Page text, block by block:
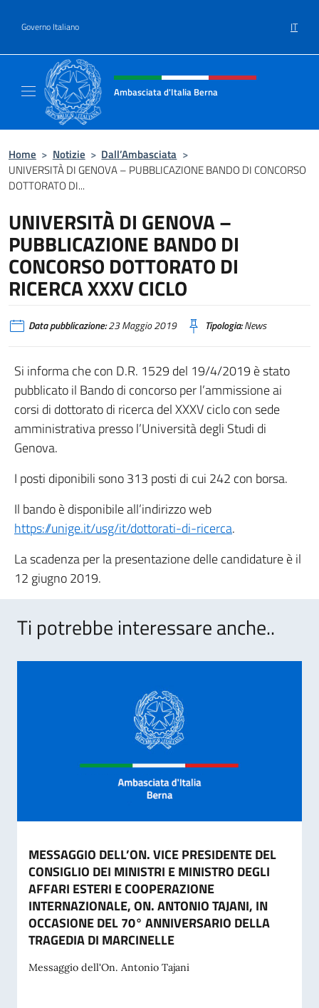
Governo Italiano IT
Intestazione sito, social e menù
Ambasciata d'Italia Berna
Home > Notizie > Dall’Ambasciata >
UNIVERSITÀ DI GENOVA – PUBBLICAZIONE BANDO DI CONCORSO
DOTTORATO DI...
UNIVERSITÀ DI GENOVA –
PUBBLICAZIONE BANDO DI
CONCORSO DOTTORATO DI
RICERCA XXXV CICLO
Data pubblicazione:23 Maggio 2019 Tipologia:News
Si informa che con D.R. 1529 del 19/4/2019 è stato
pubblicato il Bando di concorso per l’ammissione ai
corsi di dottorato di ricerca del XXXV ciclo con sede
amministrativa presso l’Università degli Studi di
Genova.
I posti diponibili sono 313 posti di cui 242 con borsa.
Il bando è disponibile all’indirizzo web
https://unige.it/usg/it/dottorati-di-ricerca.
La scadenza per la presentazione delle candidature è il
12 giugno 2019.
Ti potrebbe interessare anche..
MESSAGGIO DELL’ON. VICE PRESIDENTE DEL
CONSIGLIO DEI MINISTRI E MINISTRO DEGLI
AFFARI ESTERI E COOPERAZIONE
INTERNAZIONALE, ON. ANTONIO TAJANI, IN
OCCASIONE DEL 70° ANNIVERSARIO DELLA
TRAGEDIA DI MARCINELLE
Messaggio dell'On. Antonio Tajani